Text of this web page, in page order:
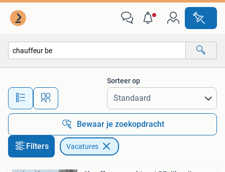
Alle afstanden…
Sorteer op
Bewaar je zoekopdracht
Filters Vacatures